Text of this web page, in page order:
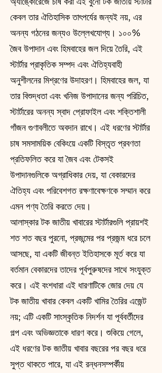
কেবল তার ঐতিহাসিক তাৎপর্যের জন্যই নয়, এর
অনন্য গঠনের জন্যও উল্লেখযোগ্য। ১০০%
জৈব উপাদান এবং হিমবাহের জল দিয়ে তৈরি, এই
স্টার্টার প্রাকৃতিক সম্পদ এবং ঐতিহ্যবাহী
অনুশীলনের মিশ্রণের উদাহরণ। হিমবাহের জল, যা
তার বিশুদ্ধতা এবং খনিজ উপাদানের জন্য পরিচিত,
স্টার্টারের অনন্য স্বাদ প্রোফাইল এবং শক্তিশালী
গাঁজন গুণাবলীতে অবদান রাখে। এই ধরণের স্টার্টার
চাষ সমসাময়িক বেকিংয়ে একটি বিস্তৃত প্রবণতা
প্রতিফলিত করে যা জৈব এবং টেকসই
উপাদানগুলিকে অগ্রাধিকার দেয়, যা বেকারদের
ঐতিহ্য এবং পরিবেশগত রক্ষণাবেক্ষণকে সম্মান করে
এমন পণ্য তৈরি করতে দেয়।
আলাস্কার টক জাতীয় খাবারের স্টার্টারগুলি প্রায়শই
শত শত বছর পুরনো, প্রজন্মের পর প্রজন্ম ধরে চলে
আসছে, যা একটি জীবন্ত ইতিহাসকে মূর্ত করে যা
বর্তমান বেকারদের তাদের পূর্বপুরুষদের সাথে সংযুক্ত
করে। এই বংশধারা এই ধারণাটিকে জোর দেয় যে
টক জাতীয় খাবার কেবল একটি খামির তৈরির এজেন্ট
নয়; এটি একটি সাংস্কৃতিক নিদর্শন যা পূর্ববর্তীদের
গল্প এবং অভিজ্ঞতাকে ধারণ করে। শুকিয়ে গেলে,
এই ধরণের টক জাতীয় খাবার বছরের পর বছর ধরে
সুপ্ত থাকতে পারে, যা এই রন্ধনসম্পর্কীয়